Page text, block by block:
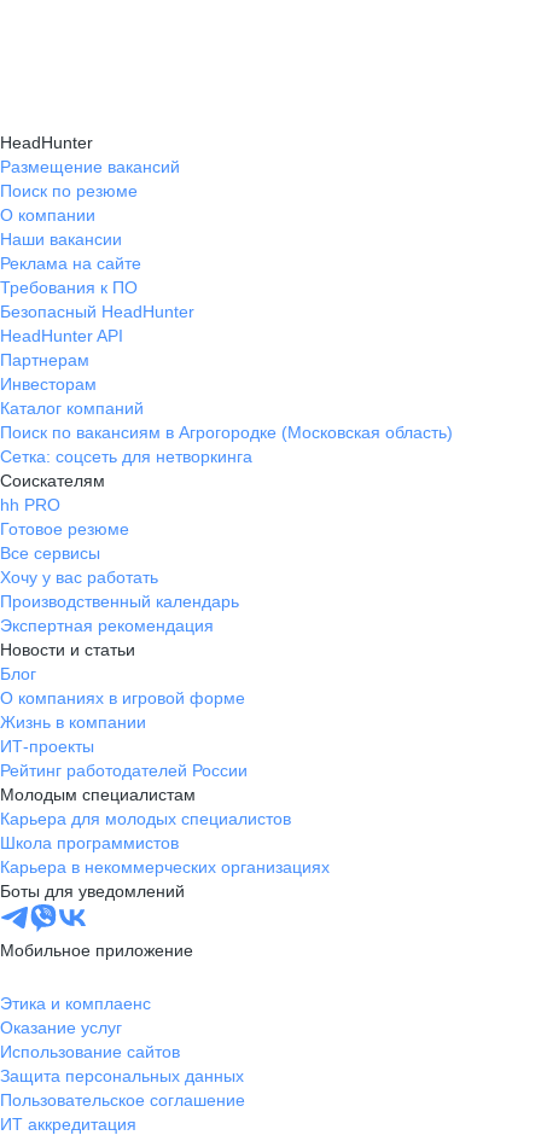
HeadHunter
Размещение вакансий
Поиск по резюме
О компании
Наши вакансии
Реклама на сайте
Требования к ПО
Безопасный HeadHunter
HeadHunter API
Партнерам
Инвесторам
Каталог компаний
Поиск по вакансиям в Агрогородке (Московская область)
Сетка: соцсеть для нетворкинга
Соискателям
hh PRO
Готовое резюме
Все сервисы
Хочу у вас работать
Производственный календарь
Экспертная рекомендация
Новости и статьи
Блог
О компаниях в игровой форме
Жизнь в компании
ИТ-проекты
Рейтинг работодателей России
Молодым специалистам
Карьера для молодых специалистов
Школа программистов
Карьера в некоммерческих организациях
Боты для уведомлений
Мобильное приложение
Этика и комплаенс
Оказание услуг
Использование сайтов
Защита персональных данных
Пользовательское соглашение
ИТ аккредитация